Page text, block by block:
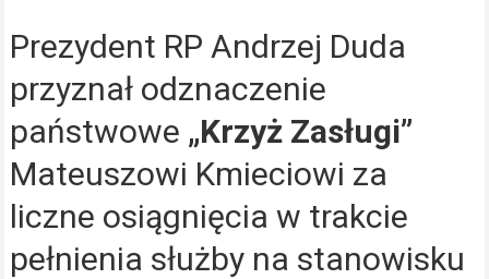
Prezydent RP Andrzej Duda
przyznał odznaczenie
państwowe „Krzyż Zasługi”
Mateuszowi Kmieciowi za
liczne osiągnięcia w trakcie
pełnienia służby na stanowisku